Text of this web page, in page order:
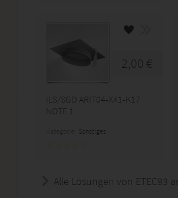
2,00 €
ILS/SGD ARIT04-XX1-K17
NOTE 1
Sonstiges
Alle Lösungen von ETEC93